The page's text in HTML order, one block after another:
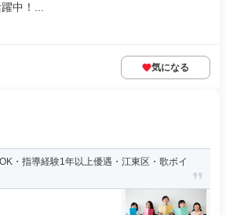
中！...
気になる
・指導経験1年以上優遇・江東区・歌ボイ